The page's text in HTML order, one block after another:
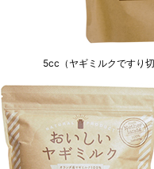
5cc（ヤギミルクですり